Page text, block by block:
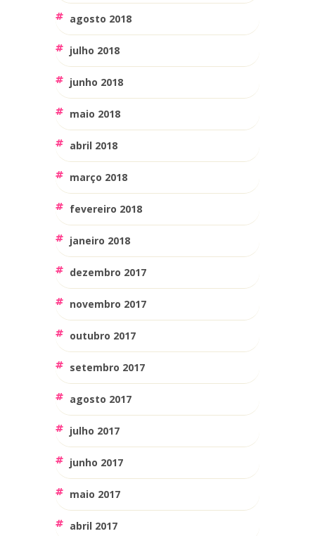
agosto 2018
julho 2018
junho 2018
maio 2018
abril 2018
março 2018
fevereiro 2018
janeiro 2018
dezembro 2017
novembro 2017
outubro 2017
setembro 2017
agosto 2017
julho 2017
junho 2017
maio 2017
abril 2017